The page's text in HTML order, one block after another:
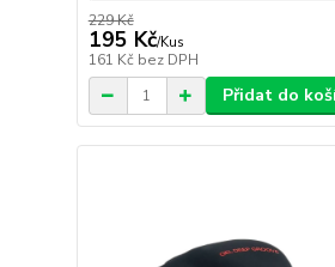
229 Kč
195 Kč/Kus
161 Kč bez DPH
Přidat do